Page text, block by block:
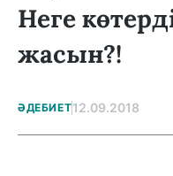
Неге
жасын?!
ӘДЕБИЕТ12.09.2018